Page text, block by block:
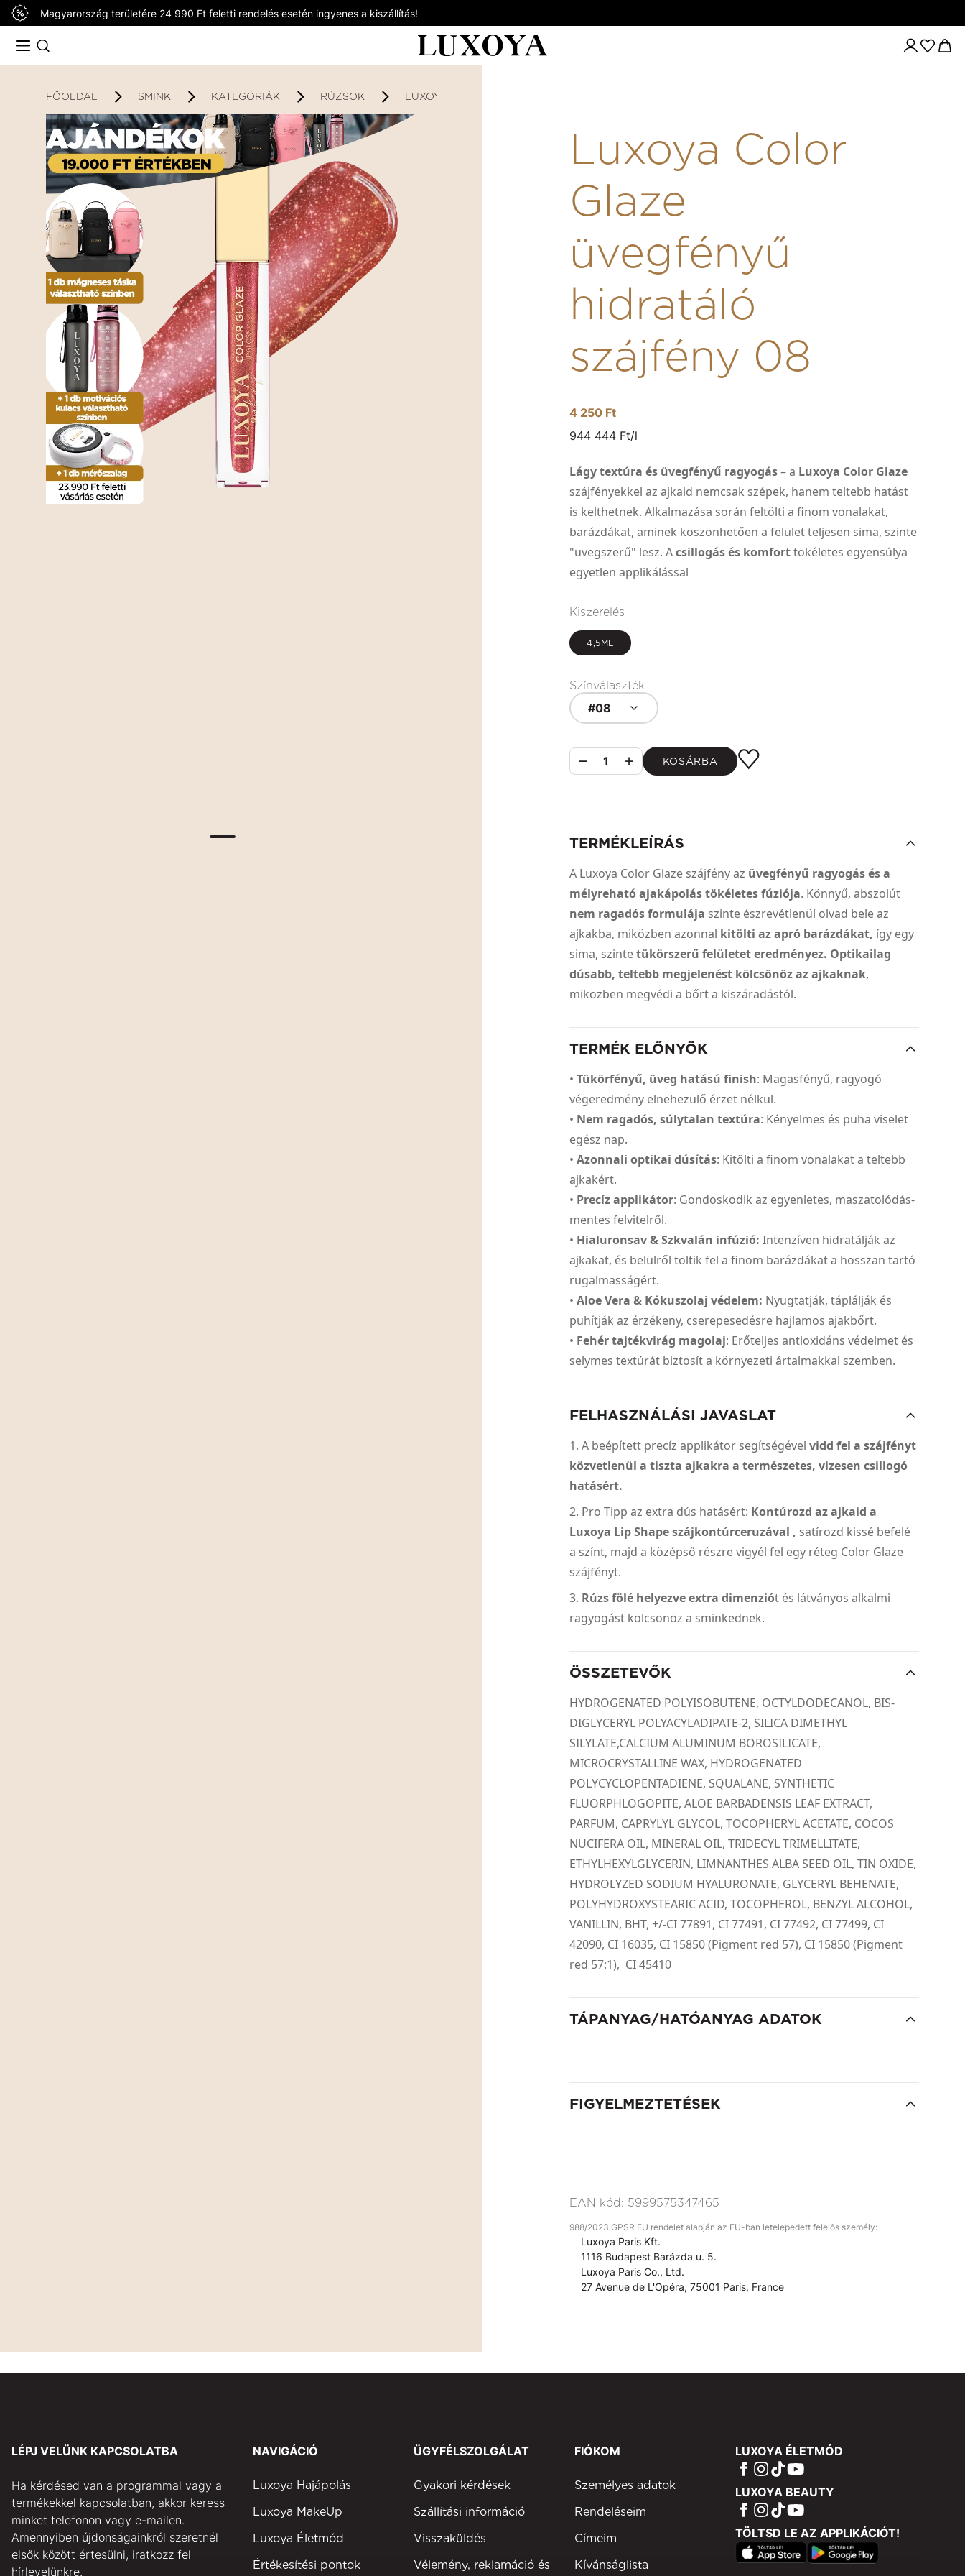
Magyarország területére 24 990 Ft feletti rendelés esetén ingyenes a kiszállítás!
FŐOLDAL SMINK KATEGÓRIÁK RÚZSOK LUXOYA COLOR GLAZE ÜVEGFÉNYŰ HIDRATÁLÓ SZÁJFÉNY 08
Luxoya Color
Glaze
üvegfényű
hidratáló
szájfény 08
4 250 Ft
944 444 Ft/l
Lágy textúra és üvegfényű ragyogás– a Luxoya Color Glaze
szájfényekkel az ajkaid nemcsak szépek, hanem teltebb hatást
is kelthetnek. Alkalmazása során feltölti a finom vonalakat,
barázdákat, aminek köszönhetően a felület teljesen sima, szinte
"üvegszerű" lesz. Acsillogás és komforttökéletes egyensúlya
egyetlen applikálással
Kiszerelés
4,5ML
Színválaszték
#08
1 KOSÁRBA
TERMÉKLEÍRÁS
A Luxoya Color Glaze szájfény az üvegfényű ragyogás és a
mélyreható ajakápolás tökéletes fúziója. Könnyű, abszolút
nem ragadós formulája szinte észrevétlenül olvad bele az
ajkakba, miközben azonnal kitölti az apró barázdákat, így egy
sima, szintetükörszerű felületet eredményez. Optikailag
dúsabb, teltebb megjelenést kölcsönöz az ajkaknak,
miközben megvédi a bőrt a kiszáradástól.
TERMÉK ELŐNYÖK
•Tükörfényű, üveg hatású finish: Magasfényű, ragyogó
végeredmény elnehezülő érzet nélkül.
• Nem ragadós, súlytalan textúra: Kényelmes és puha viselet
egész nap.
•Azonnali optikai dúsítás: Kitölti a finom vonalakat a teltebb
ajkakért.
• Precíz applikátor: Gondoskodik az egyenletes, maszatolódás-
mentes felvitelről.
• Hialuronsav & Szkvalán infúzió: Intenzíven hidratálják az
ajkakat, és belülről töltik fel a finom barázdákat a hosszan tartó
rugalmasságért.
•Aloe Vera & Kókuszolaj védelem: Nyugtatják, táplálják és
puhítják az érzékeny, cserepesedésre hajlamos ajakbőrt.
• Fehér tajtékvirág magolaj: Erőteljes antioxidáns védelmet és
selymes textúrát biztosít a környezeti ártalmakkal szemben.
FELHASZNÁLÁSI JAVASLAT
A beépített precíz applikátor segítségévelvidd fel a szájfényt
közvetlenül a tiszta ajkakra a természetes, vizesen csillogó
hatásért.
Pro Tipp az extra dús hatásért: Kontúrozd az ajkaid a
Luxoya Lip Shape szájkontúrceruzával , satírozd kissé befelé
a színt, majd a középső részre vigyél fel egy réteg Color Glaze
szájfényt.
Rúzs fölé helyezve extra dimenziót és látványos alkalmi
ragyogást kölcsönöz a sminkednek.
ÖSSZETEVŐK
HYDROGENATED POLYISOBUTENE, OCTYLDODECANOL, BIS-
DIGLYCERYL POLYACYLADIPATE-2, SILICA DIMETHYL
SILYLATE,CALCIUM ALUMINUM BOROSILICATE,
MICROCRYSTALLINE WAX, HYDROGENATED
POLYCYCLOPENTADIENE, SQUALANE, SYNTHETIC
FLUORPHLOGOPITE, ALOE BARBADENSIS LEAF EXTRACT,
PARFUM, CAPRYLYL GLYCOL, TOCOPHERYL ACETATE, COCOS
NUCIFERA OIL, MINERAL OIL, TRIDECYL TRIMELLITATE,
ETHYLHEXYLGLYCERIN, LIMNANTHES ALBA SEED OIL, TIN OXIDE,
HYDROLYZED SODIUM HYALURONATE, GLYCERYL BEHENATE,
POLYHYDROXYSTEARIC ACID, TOCOPHEROL, BENZYL ALCOHOL,
VANILLIN, BHT, +/-CI 77891, CI 77491, CI 77492, CI 77499, CI
42090, CI 16035, CI 15850 (Pigment red 57), CI 15850 (Pigment
red 57:1), CI 45410
TÁPANYAG/HATÓANYAG ADATOK
FIGYELMEZTETÉSEK
EAN kód: 5999575347465
988/2023 GPSR EU rendelet alapján az EU-ban letelepedett felelős személy:
Luxoya Paris Kft.
1116 Budapest Barázda u. 5.
Luxoya Paris Co., Ltd.
27 Avenue de L'Opéra, 75001 Paris, France
LÉPJ VELÜNK KAPCSOLATBA
Ha kérdésed van a programmal vagy a
termékekkel kapcsolatban, akkor keress
minket telefonon vagy e-mailen.
Amennyiben újdonságainkról szeretnél
elsők között értesülni, iratkozz fel
hírlevelünkre.
NAVIGÁCIÓ
Luxoya Hajápolás
Luxoya MakeUp
Luxoya Életmód
Értékesítési pontok
ÜGYFÉLSZOLGÁLAT
Gyakori kérdések
Szállítási információ
Visszaküldés
Vélemény, reklamáció és
FIÓKOM
Személyes adatok
Rendeléseim
Címeim
Kívánságlista
LUXOYA ÉLETMÓD
LUXOYA BEAUTY
TÖLTSD LE AZ APPLIKÁCIÓT!